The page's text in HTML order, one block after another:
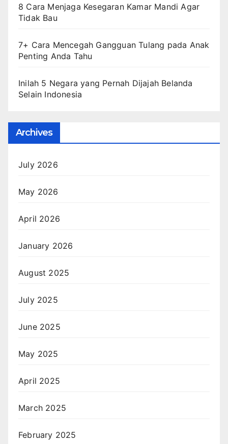
8 Cara Menjaga Kesegaran Kamar Mandi Agar
Tidak Bau
7+ Cara Mencegah Gangguan Tulang pada Anak
Penting Anda Tahu
Inilah 5 Negara yang Pernah Dijajah Belanda
Selain Indonesia
Archives
July 2026
May 2026
April 2026
January 2026
August 2025
July 2025
June 2025
May 2025
April 2025
March 2025
February 2025